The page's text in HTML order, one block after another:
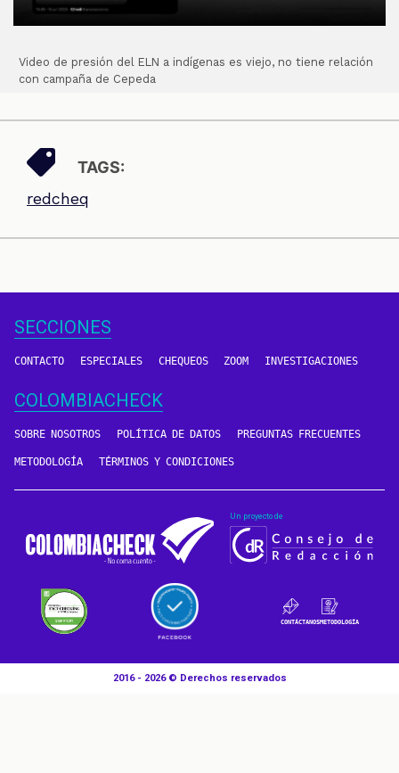
Video de presión del ELN a indígenas es viejo, no tiene relación
con campaña de Cepeda
TAGS:
redcheq
SECCIONES
CONTACTO ESPECIALES CHEQUEOS ZOOM INVESTIGACIONES
COLOMBIACHECK
SOBRE NOSOTROS POLÍTICA DE DATOS PREGUNTAS FRECUENTES
METODOLOGÍA TÉRMINOS Y CONDICIONES
Un proyecto de
CONTÁCTANOSMETODOLOGÍA
2016 - 2026 © Derechos reservados